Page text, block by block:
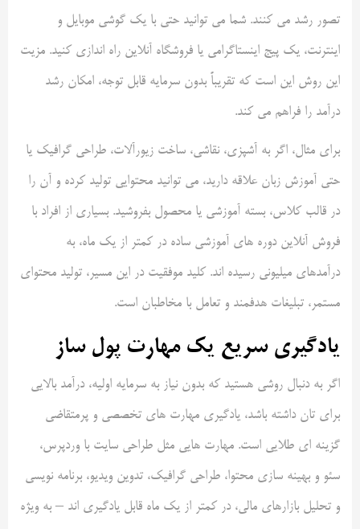
تصور رشد می کنند. شما می توانید حتی با یک گوشی موبایل و
اینترنت، یک پیج اینستاگرامی یا فروشگاه آنلاین راه اندازی کنید. مزیت
این روش این است که تقریباً بدون سرمایه قابل توجه، امکان رشد
درآمد را فراهم می کند.
برای مثال، اگر به آشپزی، نقاشی، ساخت زیورآلات، طراحی گرافیک یا
حتی آموزش زبان علاقه دارید، می توانید محتوایی تولید کرده و آن را
در قالب کلاس، بسته آموزشی یا محصول بفروشید. بسیاری از افراد با
فروش آنلاین دوره های آموزشی ساده در کمتر از یک ماه، به
درآمدهای میلیونی رسیده اند. کلید موفقیت در این مسیر، تولید محتوای
مستمر، تبلیغات هدفمند و تعامل با مخاطبان است.
یادگیری سریع یک مهارت پول ساز
اگر به دنبال روشی هستید که بدون نیاز به سرمایه اولیه، درآمد بالایی
برای تان داشته باشد، یادگیری مهارت های تخصصی و پرمتقاضی
گزینه ای طلایی است. مهارت هایی مثل طراحی سایت با وردپرس،
سئو و بهینه سازی محتوا، طراحی گرافیک، تدوین ویدیو، برنامه نویسی
و تحلیل بازارهای مالی، در کمتر از یک ماه قابل یادگیری اند – به ویژه